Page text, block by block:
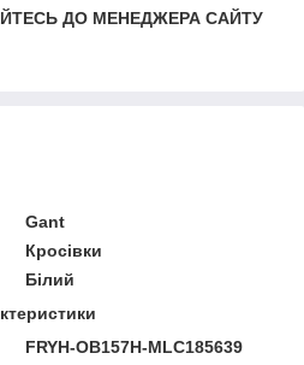
ДО МЕНЕДЖЕРА САЙТУ
Gant
Кросівки
Білий
FRYH-OB157H-MLC185639